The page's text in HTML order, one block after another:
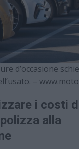
d’occasione
–
i costi
alla